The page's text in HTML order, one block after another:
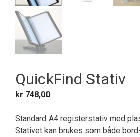
QuickFind Stativ
kr 748,00
Standard A4 registerstativ med
Stativet kan brukes som både